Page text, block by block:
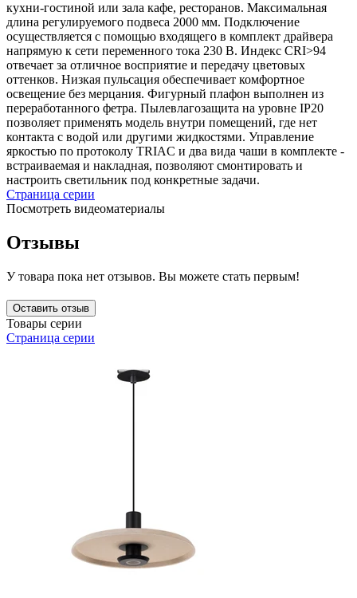
кухни-гостиной или зала кафе, ресторанов. Максимальная
длина регулируемого подвеса 2000 мм. Подключение
осуществляется с помощью входящего в комплект драйвера
напрямую к сети переменного тока 230 В. Индекс CRI>94
отвечает за отличное восприятие и передачу цветовых
оттенков. Низкая пульсация обеспечивает комфортное
освещение без мерцания. Фигурный плафон выполнен из
переработанного фетра. Пылевлагозащита на уровне IP20
позволяет применять модель внутри помещений, где нет
контакта с водой или другими жидкостями. Управление
яркостью по протоколу TRIAC и два вида чаши в комплекте -
встраиваемая и накладная, позволяют смонтировать и
настроить светильник под конкретные задачи.
Страница серии
Посмотреть видеоматериалы
Отзывы
У товара пока нет отзывов. Вы можете стать первым!
Оставить отзыв
Товары серии
Страница серии